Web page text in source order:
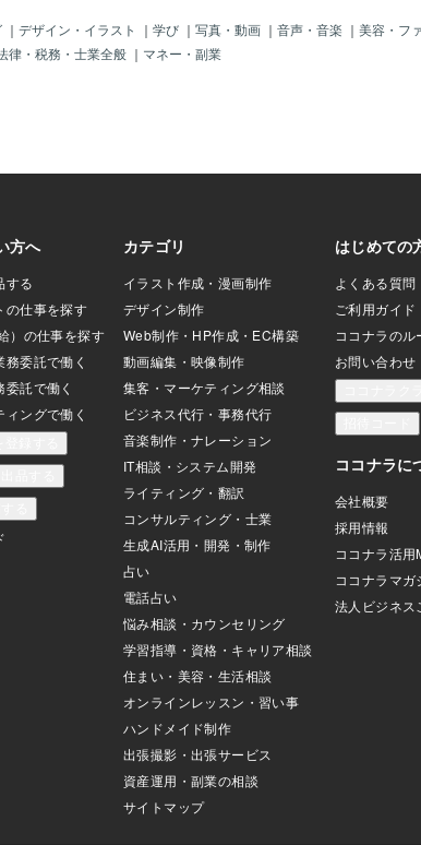
｜ デザイン・イラスト ｜ 学び ｜ 写真・動画 ｜ 音声・音楽 ｜ 美容・フ
律・税務・士業全般 ｜ マネー・副業